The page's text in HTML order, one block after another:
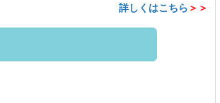
詳しくはこちら ＞＞